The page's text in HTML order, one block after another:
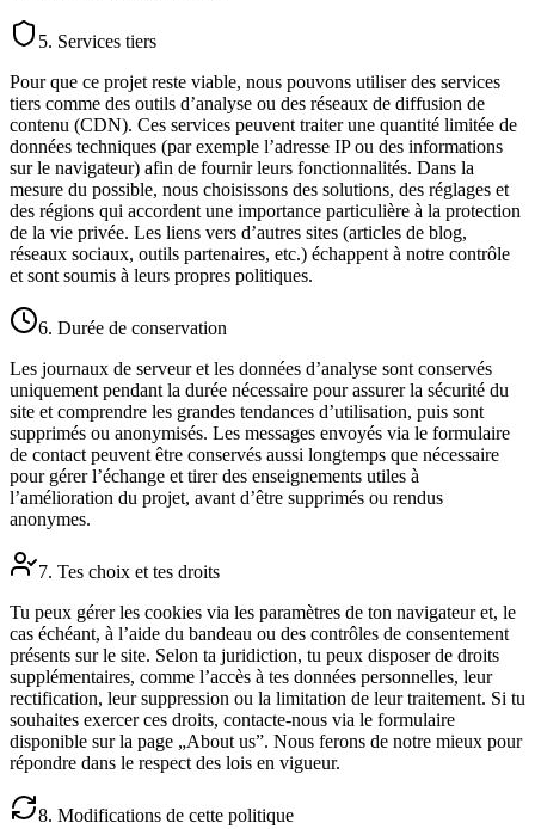
5. Services tiers
Pour que ce projet reste viable, nous pouvons utiliser des services
tiers comme des outils d’analyse ou des réseaux de diffusion de
contenu (CDN). Ces services peuvent traiter une quantité limitée de
données techniques (par exemple l’adresse IP ou des informations
sur le navigateur) afin de fournir leurs fonctionnalités. Dans la
mesure du possible, nous choisissons des solutions, des réglages et
des régions qui accordent une importance particulière à la protection
de la vie privée. Les liens vers d’autres sites (articles de blog,
réseaux sociaux, outils partenaires, etc.) échappent à notre contrôle
et sont soumis à leurs propres politiques.
6. Durée de conservation
Les journaux de serveur et les données d’analyse sont conservés
uniquement pendant la durée nécessaire pour assurer la sécurité du
site et comprendre les grandes tendances d’utilisation, puis sont
supprimés ou anonymisés. Les messages envoyés via le formulaire
de contact peuvent être conservés aussi longtemps que nécessaire
pour gérer l’échange et tirer des enseignements utiles à
l’amélioration du projet, avant d’être supprimés ou rendus
anonymes.
7. Tes choix et tes droits
Tu peux gérer les cookies via les paramètres de ton navigateur et, le
cas échéant, à l’aide du bandeau ou des contrôles de consentement
présents sur le site. Selon ta juridiction, tu peux disposer de droits
supplémentaires, comme l’accès à tes données personnelles, leur
rectification, leur suppression ou la limitation de leur traitement. Si tu
souhaites exercer ces droits, contacte‑nous via le formulaire
disponible sur la page „About us”. Nous ferons de notre mieux pour
répondre dans le respect des lois en vigueur.
8. Modifications de cette politique